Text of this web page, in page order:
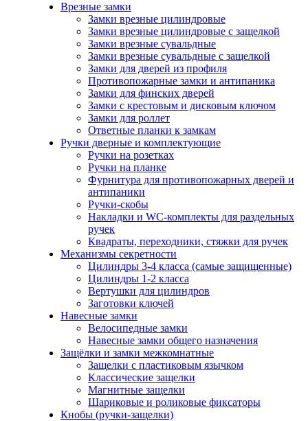
Врезные замки
Замки врезные цилиндровые
Замки врезные цилиндровые с защелкой
Замки врезные сувальдные
Замки врезные сувальдные с защелкой
Замки для дверей из профиля
Противопожарные замки и антипаника
Замки для финских дверей
Замки с крестовым и дисковым ключом
Замки для роллет
Ответные планки к замкам
Ручки дверные и комплектующие
Ручки на розетках
Ручки на планке
Фурнитура для противопожарных дверей и
антипаники
Ручки-скобы
Накладки и WC-комплекты для раздельных
ручек
Квадраты, переходники, стяжки для ручек
Механизмы секретности
Цилиндры 3-4 класса (самые защищенные)
Цилиндры 1-2 класса
Вертушки для цилиндров
Заготовки ключей
Навесные замки
Велосипедные замки
Навесные замки общего назначения
Защёлки и замки межкомнатные
Защелки с пластиковым язычком
Классические защелки
Магнитные защелки
Шариковые и роликовые фиксаторы
Кнобы (ручки-защелки)